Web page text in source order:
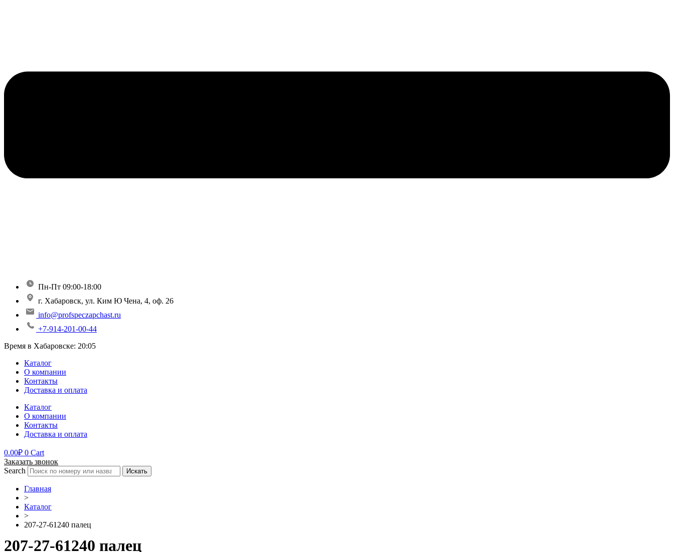
Пн-Пт 09:00-18:00
г. Хабаровск, ул. Ким Ю Чена, 4, оф. 26
info@profspeczapchast.ru
+7-914-201-00-44
Время в Хабаровске: 20:05
Каталог
О компании
Контакты
Доставка и оплата
Каталог
О компании
Контакты
Доставка и оплата
0.00₽ 0 Cart
Заказать звонок
Search
Искать
Главная
>
Каталог
>
207-27-61240 палец
207-27-61240 палец